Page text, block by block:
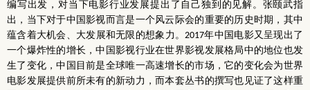
编写出发，对当下电影行业发展提出了自己独到的见解。张颐武指
出，当下对于中国影视而言是一个风云际会的重要的历史时期，其中
蕴含着大机会、大发展和无限的想象力。2017年中国电影又呈现出了
一个爆炸性的增长，中国影视行业在世界影视发展格局中的地位也发
生了变化，中国目前是全球唯一高速增长的市场，它的变化会为世界
电影发展提供前所未有的新动力，而本套丛书的撰写也见证了这样重